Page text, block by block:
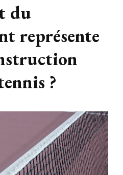
du
représente
?